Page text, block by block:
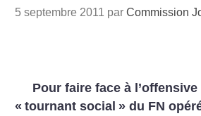
5 septembre 2011 parCommission
Pour faire face à
« tournant social » du FN